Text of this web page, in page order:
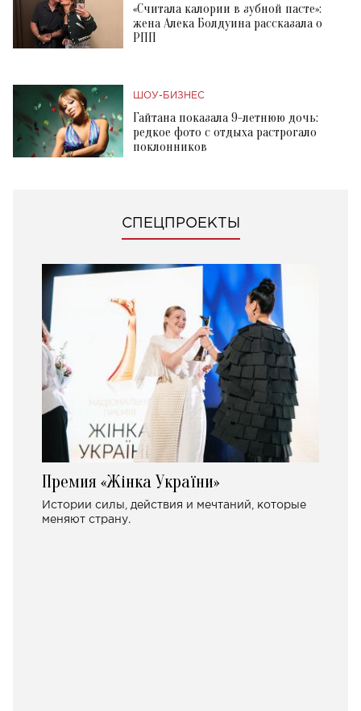
«Считала калории в зубной пасте»:
жена Алека Болдуина рассказала о
РПП
ШОУ-БИЗНЕС
Гайтана показала 9-летнюю дочь:
редкое фото с отдыха растрогало
поклонников
СПЕЦПРОЕКТЫ
Премия «Жінка України»
Истории силы, действия и мечтаний, которые
меняют страну.